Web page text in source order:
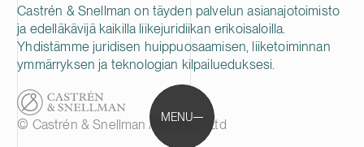
MENU
Castrén & Snellman on täyden palvelun asianajotoimisto
ja edelläkävijä kaikilla liikejuridiikan erikoisaloilla.
Yhdistämme juridisen huippuosaamisen, liiketoiminnan
ymmärryksen ja teknologian kilpailueduksesi.
© Castrén & Snellman Attorneys Ltd